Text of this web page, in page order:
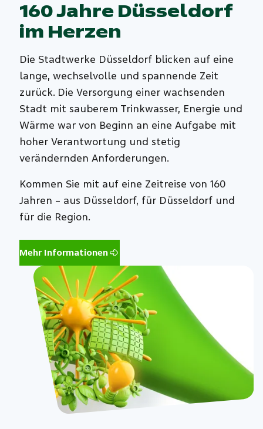
160 Jahre Düsseldorf
im Herzen
Die Stadtwerke Düsseldorf blicken auf eine
lange, wechselvolle und spannende Zeit
zurück. Die Versorgung einer wachsenden
Stadt mit sauberem Trinkwasser, Energie und
Wärme war von Beginn an eine Aufgabe mit
hoher Verantwortung und stetig
verändernden Anforderungen.
Kommen Sie mit auf eine Zeitreise von 160
Jahren – aus Düsseldorf, für Düsseldorf und
für die Region.
Mehr Informationen